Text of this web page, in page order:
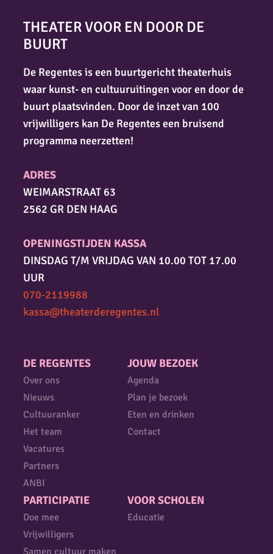
DE REGENTES
Over ons
Nieuws
Cultuuranker
Het team
Vacatures
Partners
ANBI
JOUW BEZOEK
Agenda
Plan je bezoek
Eten en drinken
Contact
PARTICIPATIE
Doe mee
Vrijwilligers
Samen cultuur maken
VOOR SCHOLEN
Educatie
THEATER VOOR EN DOOR DE
BUURT
De Regentes is een buurtgericht theaterhuis
waar kunst- en cultuuruitingen voor en door de
buurt plaatsvinden. Door de inzet van 100
vrijwilligers kan De Regentes een bruisend
programma neerzetten!
ADRES
WEIMARSTRAAT 63
2562 GR DEN HAAG
OPENINGSTIJDEN KASSA
DINSDAG T/M VRIJDAG VAN 10.00 TOT 17.00
UUR
070-2119988
kassa@theaterderegentes.nl